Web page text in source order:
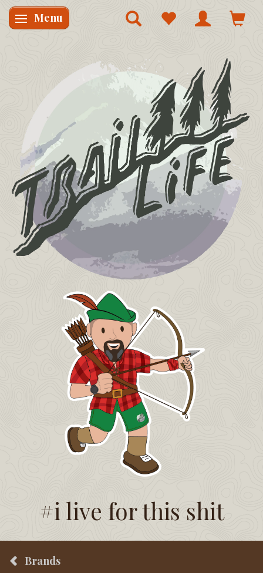
Skifte navigation
Menu
#i live for this shit
Brands